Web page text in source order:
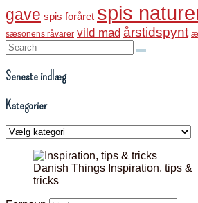
gave spis foråret spis
sæsonens råvarer vild mad årstidspynt
Search:
Seneste indlæg
Kategorier
Kategorier
Danish Things Inspiration, tips &
tricks